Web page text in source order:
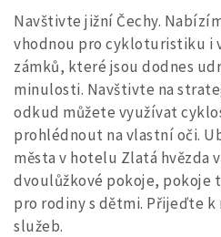
Navštivte jižní Čechy.
vhodnou pro cykloturistiku i
zámků, které jsou dodnes
minulosti. Navštivte na
odkud můžete využívat
prohlédnout na vlastní oči.
města v hotelu Zlatá hvězda
dvoulůžkové pokoje, pokoje
pro rodiny s dětmi. Přijeďte k
služeb.